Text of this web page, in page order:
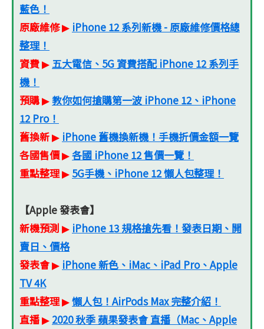
藍色！
原廠維修▶ iPhone 12 系列新機 - 原廠維修價格總
整理！
資費▶ 五大電信、5G 資費搭配 iPhone 12 系列手
機！
預購▶教你如何搶購第一波 iPhone 12、iPhone
12 Pro！
舊換新▶ iPhone 舊機換新機！手機折價金額一覽
各國售價▶各國 iPhone 12 售價一覽！
重點整理▶ 5G手機、iPhone 12 懶人包整理！
【Apple 發表會】
新機預測 ▶ iPhone 13 規格搶先看！發表日期、開
賣日、價格
發表會▶ iPhone 新色、iMac、iPad Pro、Apple
TV 4K
重點整理▶懶人包！AirPods Max 完整介紹！
直播▶ 2020 秋季 蘋果發表會 直播（Mac、Apple